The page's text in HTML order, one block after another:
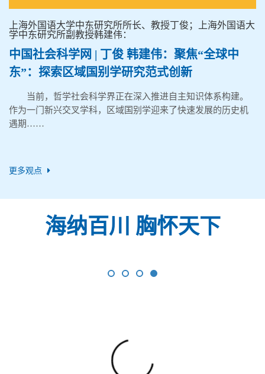
上海外国语大学中东研究所所长、教授丁俊；上海外国语大
学中东研究所副教授韩建伟：
中国社会科学网 | 丁俊 韩建伟：聚焦“全球中
东”：探索区域国别学研究范式创新
当前，哲学社会科学界正在深入推进自主知识体系构建。
作为一门新兴交叉学科，区域国别学迎来了快速发展的历史机
遇期……
更多观点
海纳百川 胸怀天下